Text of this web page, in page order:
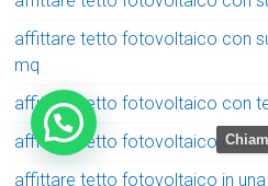
affittare tetto fotovoltaico con
mq
affittare tetto fotovoltaico con
affittare tetto fotovoltaico con
affittare tetto fotovoltaico in